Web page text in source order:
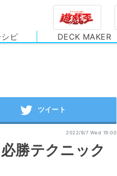
ピ DECK MAKER
2022/9/7 Wed 19:00
勝テクニック